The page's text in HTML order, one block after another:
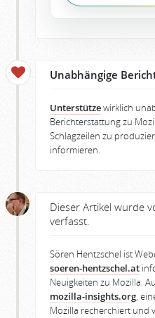
Unabhängige
Unterstützewirklich
Berichterstattung zu
Schlagzeilen zu
informieren.
Dieser Artikel wurde
verfasst.
Sören Hentzschel ist
soeren-hentzschel.at
Neuigkeiten zu Mozilla.
mozilla-insights.org,
Mozilla recherchiert und